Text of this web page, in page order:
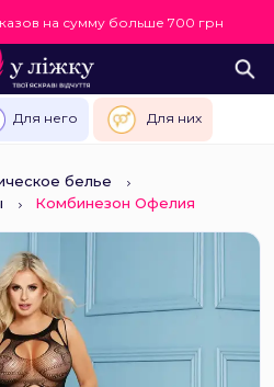
на сумму больше 700 грн
Для него Для них
белье
Комбинезон Офелия